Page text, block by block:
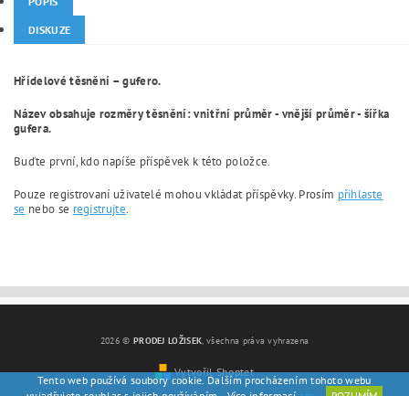
DISKUZE
Hřídelové těsnění – gufero.
Název obsahuje rozměry těsnění: vnitřní průměr - vnější průměr - šířka
gufera.
Buďte první, kdo napíše příspěvek k této položce.
Pouze registrovaní uživatelé mohou vkládat příspěvky. Prosím přihlaste
se nebo se registrujte.
2026 © PRODEJ LOŽISEK, všechna práva vyhrazena
Vytvořil Shoptet
Tento web používá soubory cookie. Dalším procházením tohoto webu